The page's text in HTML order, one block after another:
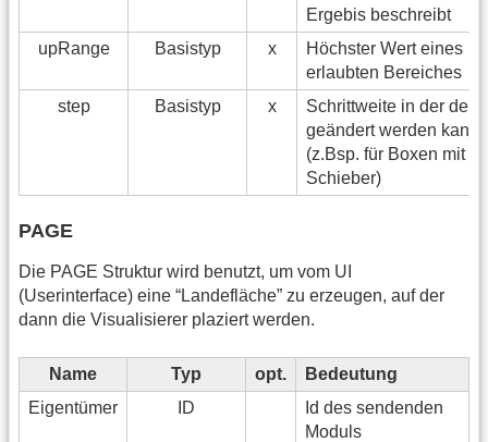
Ergebis beschreibt
upRange
Basistyp x
Höchster Wert eines
erlaubten Bereiches
step
Basistyp x
Schrittweite in der der
geändert werden kann
(z.Bsp. für Boxen mit
Schieber)
PAGE
Die PAGE Struktur wird benutzt, um vom UI
(Userinterface) eine “Landefläche” zu erzeugen, auf der
dann die Visualisierer plaziert werden.
Name Typ opt.
Bedeutung
Eigentümer
ID
Id des sendenden
Moduls